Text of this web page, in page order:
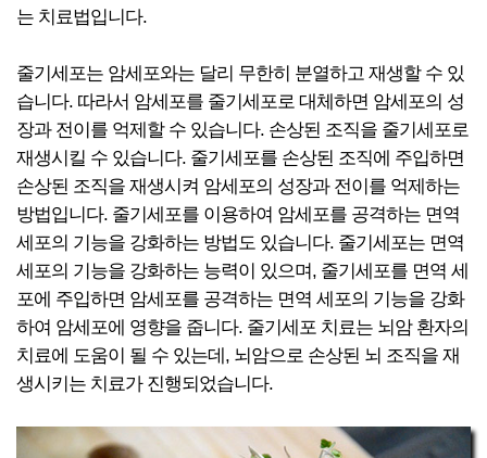
는 치료법입니다.
줄기세포는 암세포와는 달리 무한히 분열하고 재생할 수 있
습니다. 따라서 암세포를 줄기세포로 대체하면 암세포의 성
장과 전이를 억제할 수 있습니다. 손상된 조직을 줄기세포로
재생시킬 수 있습니다. 줄기세포를 손상된 조직에 주입하면
손상된 조직을 재생시켜 암세포의 성장과 전이를 억제하는
방법입니다. 줄기세포를 이용하여 암세포를 공격하는 면역
세포의 기능을 강화하는 방법도 있습니다. 줄기세포는 면역
세포의 기능을 강화하는 능력이 있으며, 줄기세포를 면역 세
포에 주입하면 암세포를 공격하는 면역 세포의 기능을 강화
하여 암세포에 영향을 줍니다. 줄기세포 치료는 뇌암 환자의
치료에 도움이 될 수 있는데, 뇌암으로 손상된 뇌 조직을 재
생시키는 치료가 진행되었습니다.